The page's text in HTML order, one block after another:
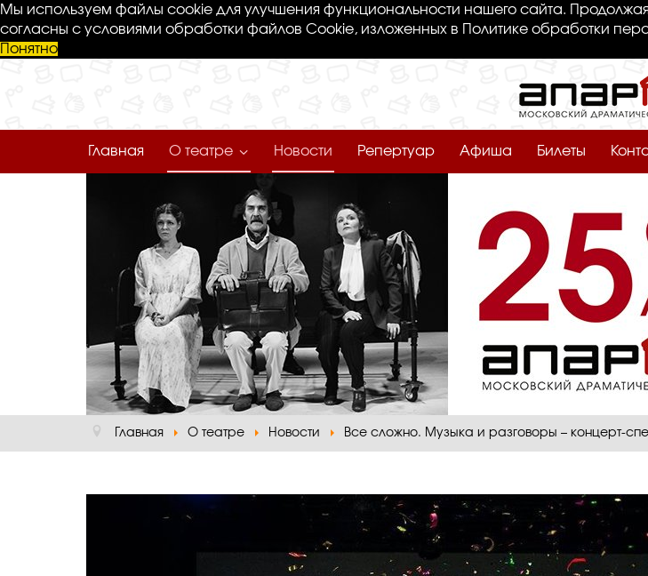
Мы используем файлы cookie для улучшения функциональности нашего сайта.
согласны с условиями обработки файлов Cookie, изложенных в Политике обработки
Понятно
Главная О театре Новости Репертуар Афиша Билеты
Главная О театре Новости Все сложно. Музыка и разговоры – концерт-